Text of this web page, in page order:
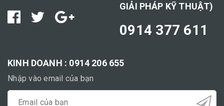
GIẢI PHÁP KỸ THUẬT)
0914 377 611
KINH DOANH : 0914 206 655
Nhập vào email của bạn